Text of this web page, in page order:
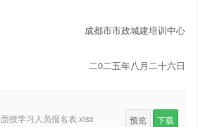
成都市市政城建培训中心
二0二五年八月二十六日
面授学习人员报名表.xlsx 预览 下载